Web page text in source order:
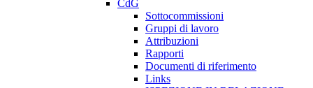
CdG
Sottocommissioni
Gruppi di lavoro
Attribuzioni
Rapporti
Documenti di riferimento
Links